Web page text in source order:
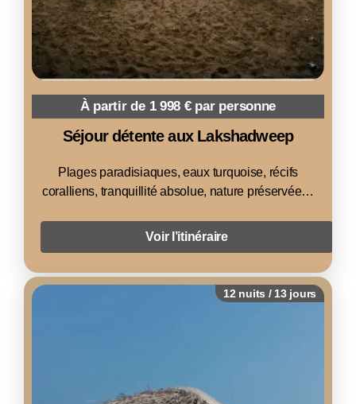
À partir de 1 998 € par personne
Séjour détente aux Lakshadweep
Plages paradisiaques, eaux turquoise, récifs
coralliens, tranquillité absolue, nature préservée…
Voir l’itinéraire
12 nuits / 13 jours